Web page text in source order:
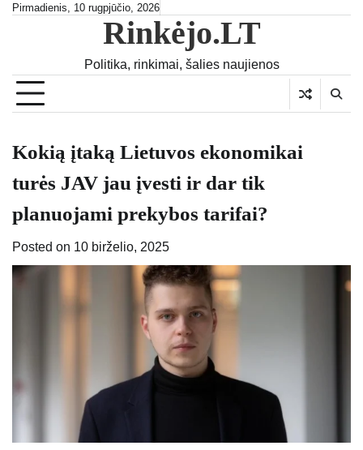
SkipPirmadienis, 10 rugpjūčio, 2026
Rinkėjo.LT
Politika, rinkimai, šalies naujienos
Kokią įtaką Lietuvos ekonomikai
turės JAV jau įvesti ir dar tik
planuojami prekybos tarifai?
Posted on 10 birželio, 2025